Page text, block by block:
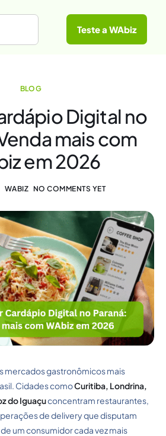
Teste a WAbiz
BLOG
Digital no
mais com
em 2026
WABIZ NO COMMENTS YET
mercados gastronômicos mais
Cidades comoCuritiba, Londrina,
do Iguaçuconcentram restaurantes,
de delivery que disputam
um consumidor cada vez mais